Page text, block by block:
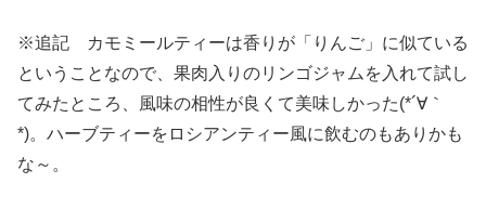
※追記 カモミールティーは香りが「りんご」に似ている
ということなので、果肉入りのリンゴジャムを入れて試し
てみたところ、風味の相性が良くて美味しかった(*´∀｀
*)。ハーブティーをロシアンティー風に飲むのもありかも
な～。